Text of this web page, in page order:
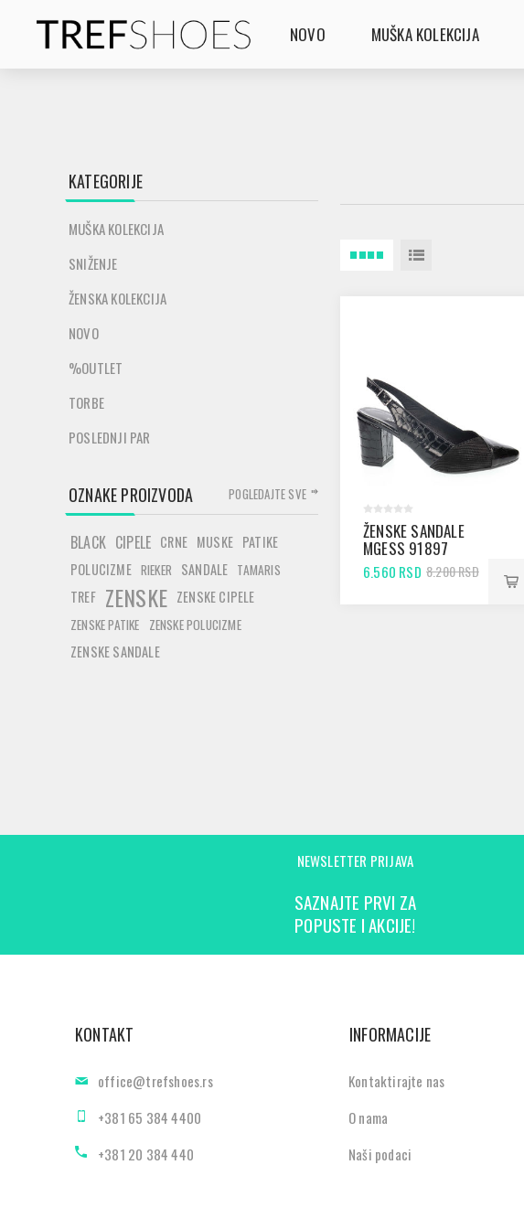
NOVO MUŠKA KOLEKCIJA
ŽENSKE SANDALE
MGESS 91897
BLACK CROCO
6.560 RSD 8.200 RSD
KATEGORIJE
MUŠKA KOLEKCIJA
SNIŽENJE
ŽENSKA KOLEKCIJA
NOVO
%OUTLET
TORBE
POSLEDNJI PAR
OZNAKE PROIZVODA
BLACK CIPELE CRNE MUSKE PATIKE
POLUCIZME RIEKER SANDALE TAMARIS
TREF ZENSKE ZENSKE CIPELE
ZENSKE PATIKE ZENSKE POLUCIZME
ZENSKE SANDALE
POGLEDAJTE SVE
NEWSLETTER PRIJAVA
SAZNAJTE PRVI ZA
POPUSTE I AKCIJE!
KONTAKT
office@trefshoes.rs
+381 65 384 4400
+381 20 384 440
INFORMACIJE
Kontaktirajte nas
O nama
Naši podaci